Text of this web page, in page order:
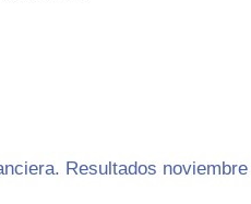
Resultados